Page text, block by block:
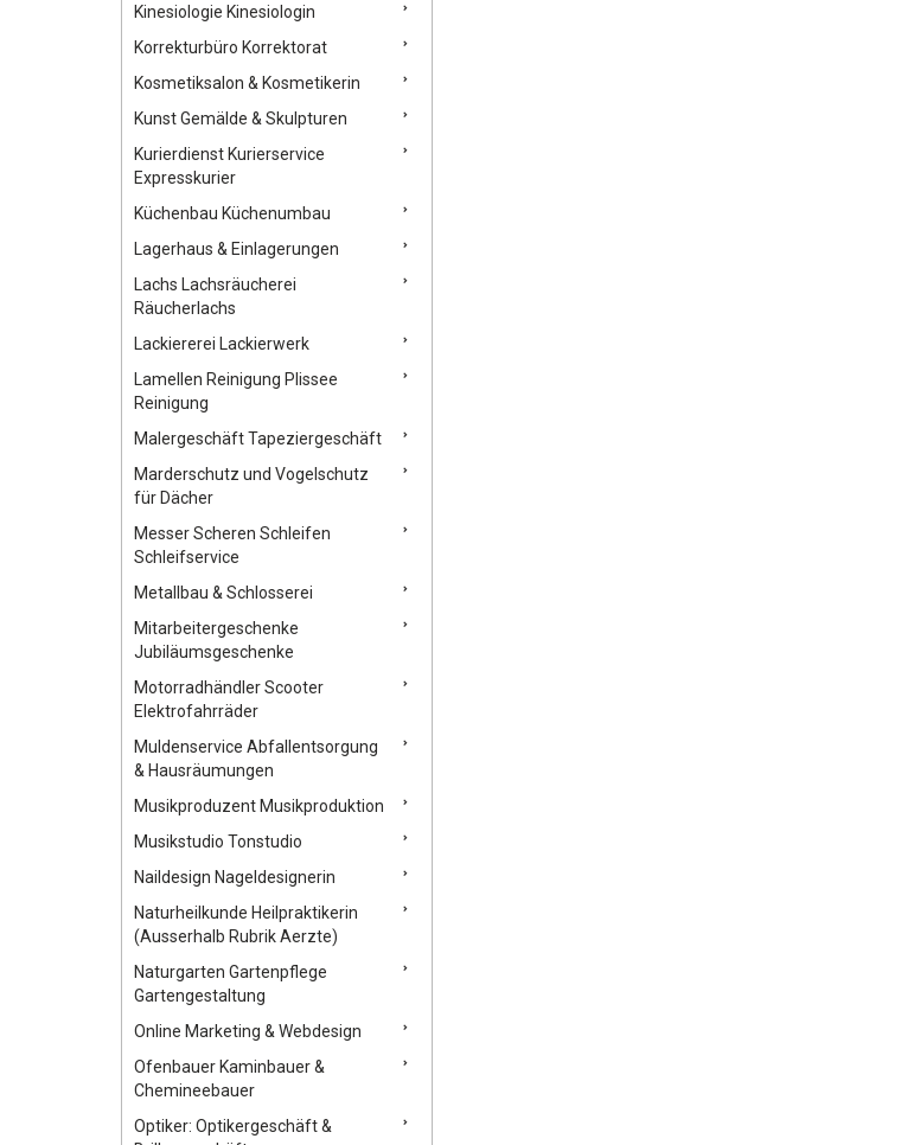
Kinesiologie Kinesiologin
Korrekturbüro Korrektorat
Kosmetiksalon & Kosmetikerin
Kunst Gemälde & Skulpturen
Kurierdienst Kurierservice
Expresskurier
Küchenbau Küchenumbau
Lagerhaus & Einlagerungen
Lachs Lachsräucherei
Räucherlachs
Lackiererei Lackierwerk
Lamellen Reinigung Plissee
Reinigung
Malergeschäft Tapeziergeschäft
Marderschutz und Vogelschutz
für Dächer
Messer Scheren Schleifen
Schleifservice
Metallbau & Schlosserei
Mitarbeitergeschenke
Jubiläumsgeschenke
Motorradhändler Scooter
Elektrofahrräder
Muldenservice Abfallentsorgung
& Hausräumungen
Musikproduzent Musikproduktion
Musikstudio Tonstudio
Naildesign Nageldesignerin
Naturheilkunde Heilpraktikerin
(Ausserhalb Rubrik Aerzte)
Naturgarten Gartenpflege
Gartengestaltung
Online Marketing & Webdesign
Ofenbauer Kaminbauer &
Chemineebauer
Optiker: Optikergeschäft &